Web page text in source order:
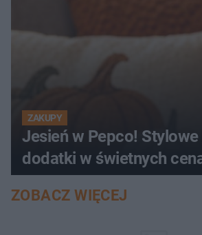
ZAKUPY
Jesień w Pepco!
dodatki w świetnych
ZOBACZ WIĘCEJ